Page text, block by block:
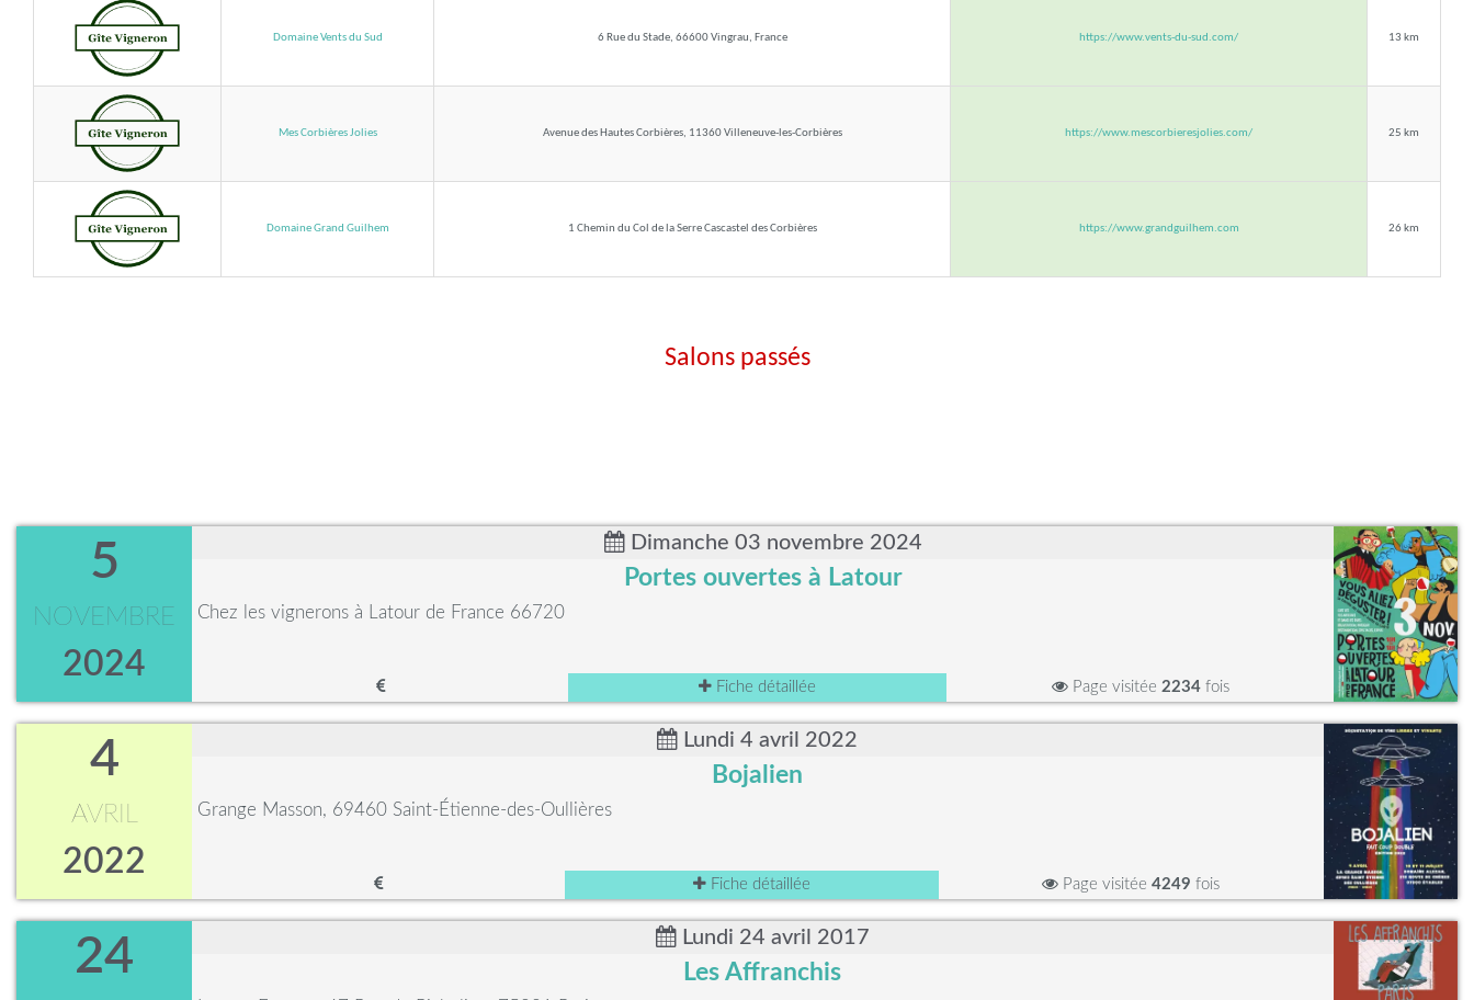
Domaine Vents du Sud 6 Rue du Stade, 66600 Vingrau, France https://www.vents-du-sud.com/ 13 km
Mes Corbières Jolies Avenue des Hautes Corbières, 11360 Villeneuve-les-Corbières https://www.mescorbieresjolies.com/ 25 km
Domaine Grand Guilhem 1 Chemin du Col de la Serre Cascastel des Corbières https://www.grandguilhem.com 26 km
Salons passés
5
NOVEMBRE
2024
Dimanche 03 novembre 2024
Portes ouvertes à Latour
Chez les vignerons à Latour de France 66720
Fiche détaillée Page visitée 2234fois
4
AVRIL
2022
Lundi 4 avril 2022
Bojalien
Grange Masson, 69460 Saint-Étienne-des-Oullières
Fiche détaillée Page visitée 4249 fois
24 Lundi 24 avril 2017
Les Affranchis